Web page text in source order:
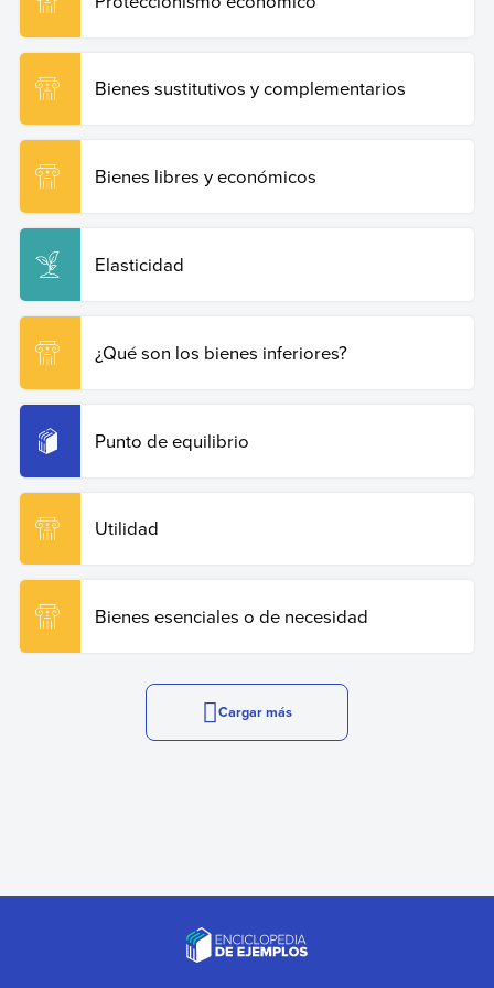
Bienes sustitutivos y complementarios
Bienes libres y económicos
Elasticidad
¿Qué son los bienes inferiores?
Punto de equilibrio
Utilidad
Bienes esenciales o de necesidad
Cargar más